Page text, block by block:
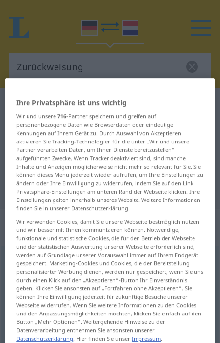
Deutsch-Niederländisch Wörterbuch
Zurückweisung
Deutsch-Niederländisch
Übersetzung für "Zurückweisung"
"Zurückweisung" Niederländisch
Übersetzung
„Zurückweisung“: Femininum,
weiblich
Zurückweisungf
Übersicht aller Übersetzungen
(Für mehr Details die Übersetzung anklicken/antippen)
afwijzing
Ihre Privatsphäre ist uns wichtig
Wir und unsere716-Partner speichern und greifen auf
personenbezogene Daten wie Browserdaten oder eindeutige
Kennungen auf Ihrem Gerät zu. Durch Auswahl von Akzeptieren
aktivieren Sie Tracking-Technologien für die unter „Wir und unsere
Partner verarbeiten Daten, um Ihnen Dienste bereitzustellen“
aufgeführten Zwecke. Wenn Tracker deaktiviert sind, sind manche
Inhalte und Anzeigen möglicherweise nicht mehr so relevant für Sie. Sie
können dieses Menü jederzeit wieder aufrufen, um Ihre Einstellungen zu
ändern oder Ihre Einwilligung zu widerrufen, indem Sie auf den Link
Privatsphäre-Einstellungen am unteren Rand der Webseite klicken. Ihre
Einstellungen gelten innerhalb unseres Website. Weitere Informationen
finden Sie in unserer Datenschutzerklärung.
Wir verwenden Cookies, damit Sie unsere Webseite bestmöglich nutzen
und wir besser mit Ihnen kommunizieren können. Notwendige,
funktionale und statistische Cookies, die für den Betrieb der Webseite
und der statistischen Auswertung unserer Webseite erforderlich sind,
werden auf Grundlage unserer Vorauswahl immer auf Ihrem Endgerät
gespeichert. Marketing-Cookies und Cookies, die der Bereitstellung
personalisierter Werbung dienen, werden nur gespeichert, wenn Sie uns
durch einen Klick auf den „Akzeptieren“-Button Ihr Einverständnis
geben. Klicken Sie ansonsten auf „Fortfahren ohne Akzeptieren“. Sie
können Ihre Einwilligung jederzeit für zukünftige Besuche unserer
Webseite widerrufen. Wenn Sie weitere Informationen zu den Cookies
und den Anpassungsmöglichkeiten möchten, klicken Sie einfach auf den
Button „Mehr Optionen“. Weitergehende Hinweise zu der
Datenverarbeitung entnehmen Sie ansonsten unserer
Datenschutzerklärung. Hier finden Sie unserImpressum.